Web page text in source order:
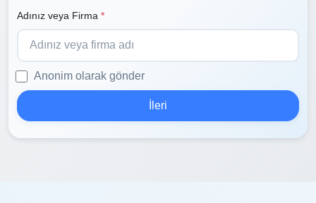
Adınız veya Firma *
Anonim olarak gönder
İleri